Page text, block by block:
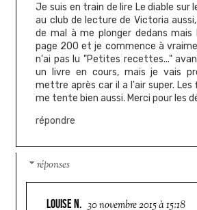
Je suis en train de lire Le diable sur
au club de lecture de Victoria
de mal à me plonger dedans mais
page 200 et je commence à
n'ai pas lu "Petites recettes..."
un livre en cours, mais je vais
mettre après car il a l'air super. Les
me tente bien aussi. Merci pour les
répondre
réponses
LOUISE N. 30 novembre 2015 à 15:18